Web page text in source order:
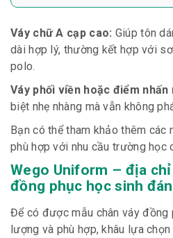
Váy chữ A cạp cao: Giúp tôn
dài hợp lý, thường kết hợp với
polo.
Váy phối viền hoặc điểm nhấn
biệt nhẹ nhàng mà vẫn không
Bạn có thể tham khảo thêm các
phù hợp với nhu cầu trường học
Wego Uniform – địa
đồng phục học sinh
Để có được mẫu chân váy đồng
lượng và phù hợp, khâu lựa